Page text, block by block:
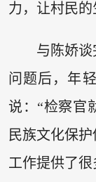
力，让村民
与陈娇
问题后，年
说：“检察官
民族文化保
工作提供了